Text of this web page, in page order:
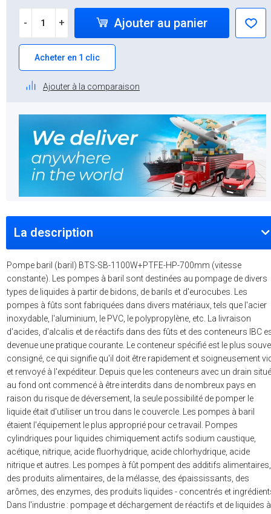
- + Ajouter au panier
Acheter en 1 clic
Ajouter à la comparaison
La description
Pompe baril (baril) BTS-SB-1100W+PTFE-HP-700mm (vitesse
constante). Les pompes à baril sont destinées au pompage de divers
types de liquides à partir de bidons, de barils et d'eurocubes. Les
pompes à fûts sont fabriquées dans divers matériaux, tels que l'acier
inoxydable, l'aluminium, le PVC, le polypropylène, etc. La livraison
d'acides, d'alcalis et de réactifs dans des fûts et des conteneurs IBC
devenue une pratique courante. Le conteneur spécifié est le plus
consigné, ce qui signifie qu'il doit être rapidement et soigneusement
et renvoyé à l'expéditeur. Depuis que les conteneurs avec un drain situé
au fond ont commencé à être interdits dans de nombreux pays en
raison du risque de déversement, la seule possibilité de pomper le
liquide était d'utiliser un trou dans le couvercle. Les pompes à baril
étaient l'équipement le plus approprié pour ce travail. Pompes
cylindriques pour liquides chimiquement actifs sodium caustique,
acétique, nitrique, acide fluorhydrique, acide chlorhydrique, acide
nitrique et autres. Les pompes à fût pompent des additifs alimentaires,
des produits alimentaires, de la mélasse, des épaississants, des
arômes, des enzymes, des produits liquides - concentrés et
Dans l'industrie : pompage et déchargement de réactifs et de liquides à